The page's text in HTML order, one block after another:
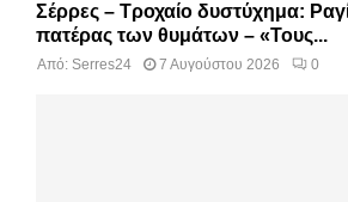
Σέρρες – Τροχαίο δυστύχημα:
πατέρας των θυμάτων – «Τους...
Από: Serres24 7 Αυγούστου 2026 0